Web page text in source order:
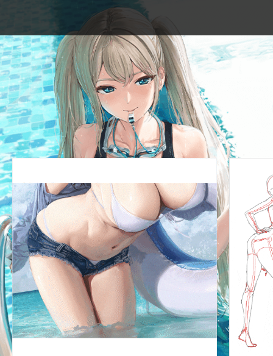
단계별 예제를 통해
매력있고 실감 나는 질감 표현
기법을 익혀봅니다.